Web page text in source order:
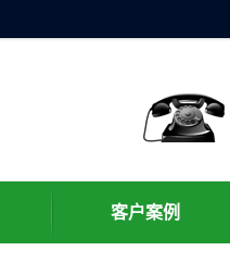
客户案例